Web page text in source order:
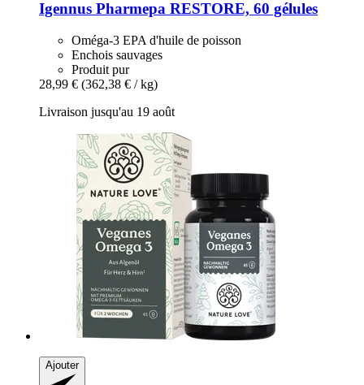
Igennus Pharmepa RESTORE, 60 gélules
Oméga-3 EPA d'huile de poisson
Enchois sauvages
Produit pur
28,99 € (362,38 € / kg)
Livraison jusqu'au 19 août
Ajouter